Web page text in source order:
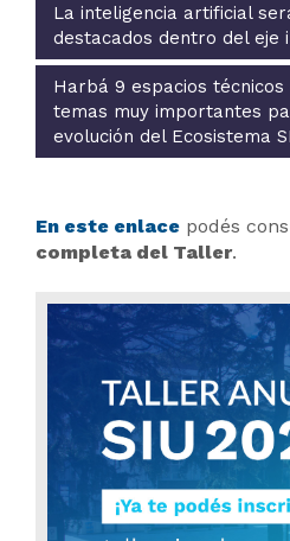
La inteligencia artificial
destacados dentro del eje
Harbá 9 espacios
temas muy importantes
evolución del Ecosistema
En este enlace podés
completa del Taller.